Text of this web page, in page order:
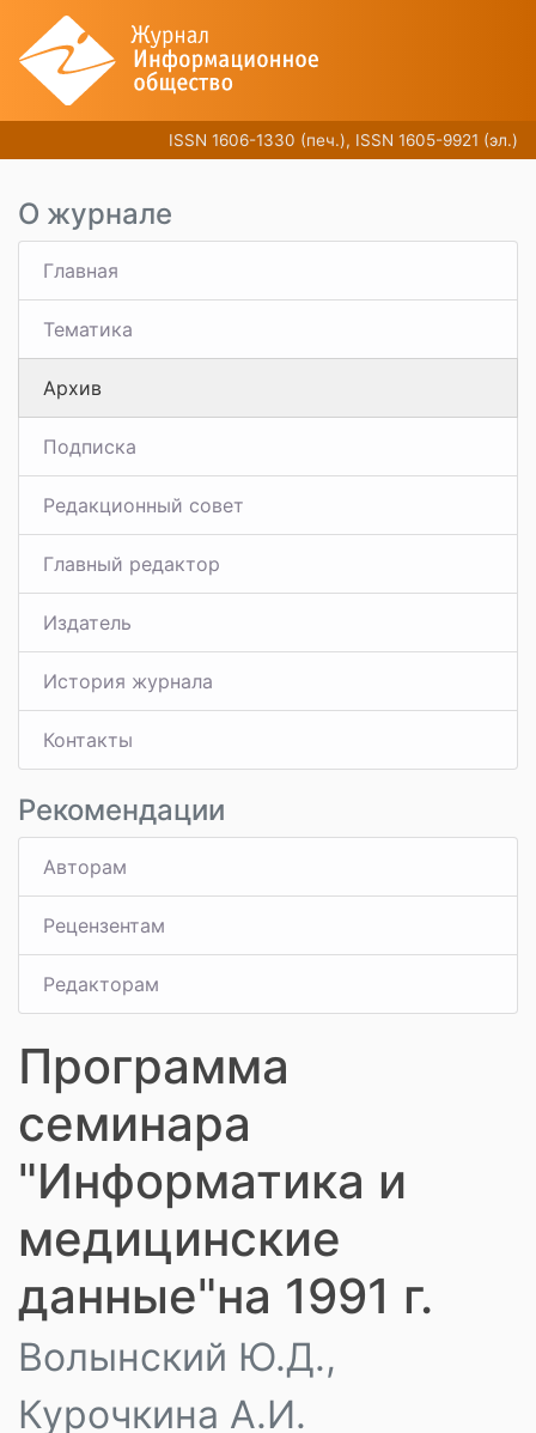
ISSN 1606-1330 (печ.), ISSN 1605-9921 (эл.)
О журнале
Главная
Тематика
Архив
Подписка
Редакционный совет
Главный редактор
Издатель
История журнала
Контакты
Рекомендации
Авторам
Рецензентам
Редакторам
Программа
семинара
"Информатика и
медицинские
данные"на 1991 г.
Волынский Ю.Д.,
Курочкина А.И.